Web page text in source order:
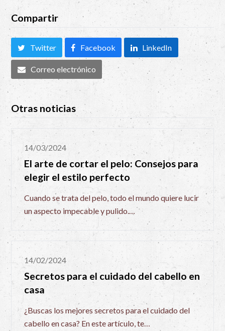
Compartir
Twitter Facebook LinkedIn
Correo electrónico
Otras noticias
14/03/2024
El arte de cortar el pelo: Consejos para
elegir el estilo perfecto
Cuando se trata del pelo, todo el mundo quiere lucir
un aspecto impecable y pulido.…
14/02/2024
Secretos para el cuidado del cabello en
casa
¿Buscas los mejores secretos para el cuidado del
cabello en casa? En este artículo, te…